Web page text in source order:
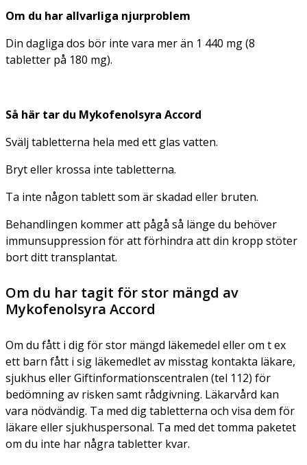
Om du har allvarliga njurproblem
Din dagliga dos bör inte vara mer än 1 440 mg (8
tabletter på 180 mg).
Så här tar du Mykofenolsyra Accord
Svälj tabletterna hela med ett glas vatten.
Bryt eller krossa inte tabletterna.
Ta inte någon tablett som är skadad eller bruten.
Behandlingen kommer att pågå så länge du behöver
immunsuppression för att förhindra att din kropp stöter
bort ditt transplantat.
Om du har tagit för stor mängd av
Mykofenolsyra Accord
Om du fått i dig för stor mängd läkemedel eller om t ex
ett barn fått i sig läkemedlet av misstag kontakta läkare,
sjukhus eller Giftinformationscentralen (tel 112) för
bedömning av risken samt rådgivning. Läkarvård kan
vara nödvändig. Ta med dig tabletterna och visa dem för
läkare eller sjukhuspersonal. Ta med det tomma paketet
om du inte har några tabletter kvar.